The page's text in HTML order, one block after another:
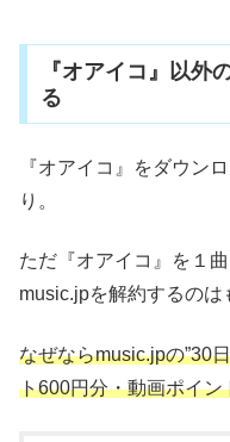
『オアイコ』以外
る
『オアイコ』をダウン
り。
ただ『オアイコ』を１
music.jpを解約するのは
なぜならmusic.jpの”30
ト600円分・動画ポイ